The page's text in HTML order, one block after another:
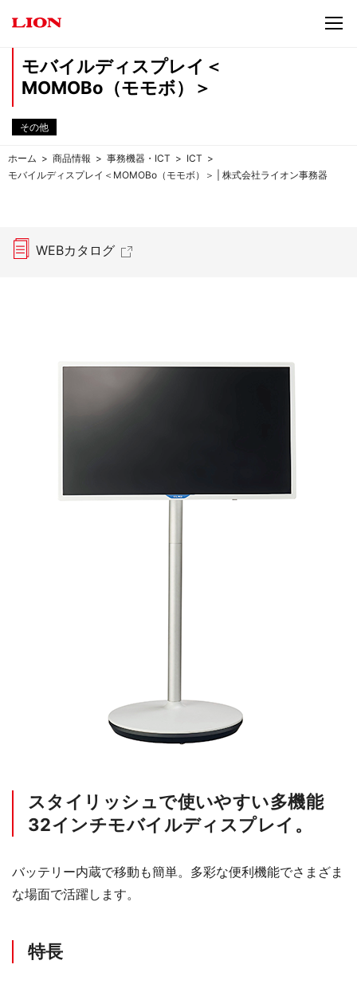
モバイルディスプレイ＜
MOMOBo（モモボ）＞
その他
ホーム 商品情報 事務機器・ICT
ICT
モバイルディスプレイ＜MOMOBo（モモボ）＞ | 株式会社ライオン事務器
WEBカタログ
スタイリッシュで使いやすい多機能
32インチモバイルディスプレイ。
バッテリー内蔵で移動も簡単。多彩な便利機能でさまざま
な場面で活躍します。
特長